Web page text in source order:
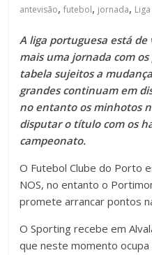
antevisão,futebol, jornada,
A liga portuguesa está
mais uma jornada com
tabela sujeitos a
grandes continuam em
no entanto os minhotos
disputar o título com os
campeonato.
O Futebol Clube do Porto
NOS, no entanto o
promete arrancar pontos
O Sporting recebe em
que neste momento